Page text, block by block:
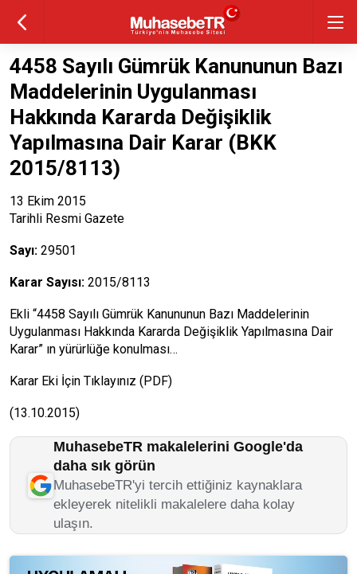
4458 Sayılı Gümrük Kanununun Bazı
Maddelerinin Uygulanması
Hakkında Kararda Değişiklik
Yapılmasına Dair Karar (BKK
2015/8113)
13 Ekim 2015
Tarihli Resmi Gazete
Sayı: 29501
Karar Sayısı: 2015/8113
Ekli “4458 Sayılı Gümrük Kanununun Bazı Maddelerinin
Uygulanması Hakkında Kararda Değişiklik Yapılmasına Dair
Karar” ın yürürlüğe konulması…
Karar Eki İçin Tıklayınız (PDF)
(13.10.2015)
MuhasebeTR makalelerini Google'da
daha sık görün
MuhasebeTR'yi tercih ettiğiniz kaynaklara
ekleyerek nitelikli makalelere daha kolay
ulaşın.